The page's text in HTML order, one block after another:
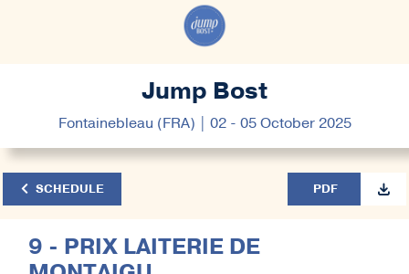
Jump Bost
Fontainebleau (FRA) | 02 - 05 October 2025
SCHEDULE PDF
9 - PRIX LAITERIE DE